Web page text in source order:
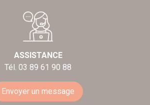
ASSISTANCE
Tél. 03 89 61 90 88
Envoyer un message